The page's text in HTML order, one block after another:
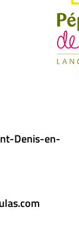
Denis-en-